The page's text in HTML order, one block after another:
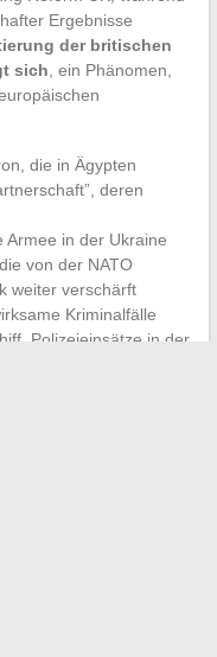
Ergebnisse
der britischen
sich, ein Phänomen,
die in Ägypten
deren
Armee in der Ukraine
von der NATO
weiter verschärft
Kriminalfälle
Polizeieinsätze in der